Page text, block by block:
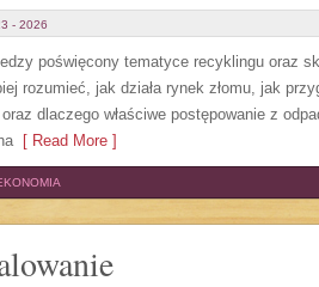
- 2026
poświęcony tematyce recyklingu oraz
rozumieć, jak działa rynek złomu, jak
dlaczego właściwe postępowanie z
[ Read More ]